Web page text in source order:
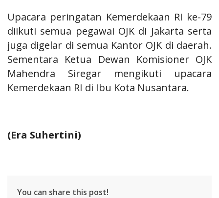
Upacara peringatan Kemerdekaan RI ke-79
diikuti semua pegawai OJK di Jakarta serta
juga digelar di semua Kantor OJK di daerah.
Sementara Ketua Dewan Komisioner OJK
Mahendra Siregar mengikuti upacara
Kemerdekaan RI di Ibu Kota Nusantara.
(Era Suhertini)
You can share this post!